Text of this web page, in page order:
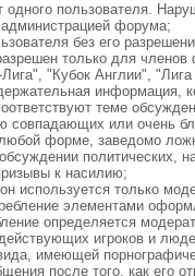
пользователя.
форума;
без его
только для членов
"Кубок Англии",
информация,
теме
или очень
форме, заведомо
политических,
к насилию;
используется только
элементами
определяется
игроков и
имеющей
после того, как его